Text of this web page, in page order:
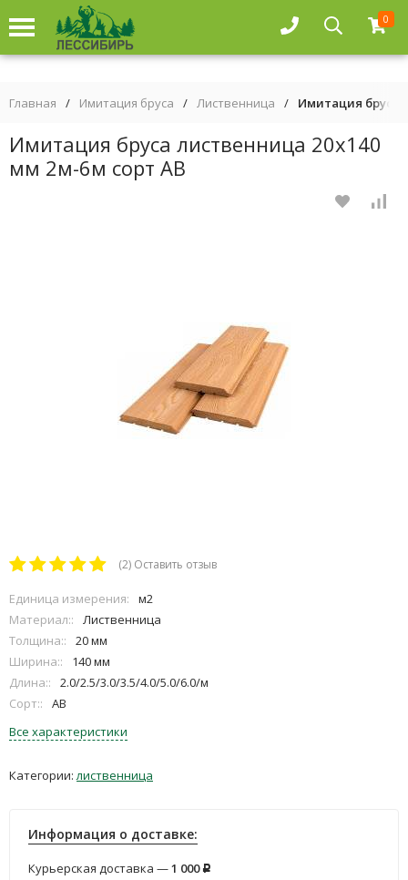
0
Главная / Имитация бруса / Лиственница / Имитация бруса
Имитация бруса лиственница 20х140
мм 2м-6м сорт АВ
(2) Оставить отзыв
Единица измерения:
м2
Материал::
Лиственница
Толщина::
20 мм
Ширина::
140 мм
Длина::
2.0/2.5/3.0/3.5/4.0/5.0/6.0/м
Сорт::
АВ
Все характеристики
Категории:лиственница
Информация о доставке:
Курьерская доставка —1 000 Р